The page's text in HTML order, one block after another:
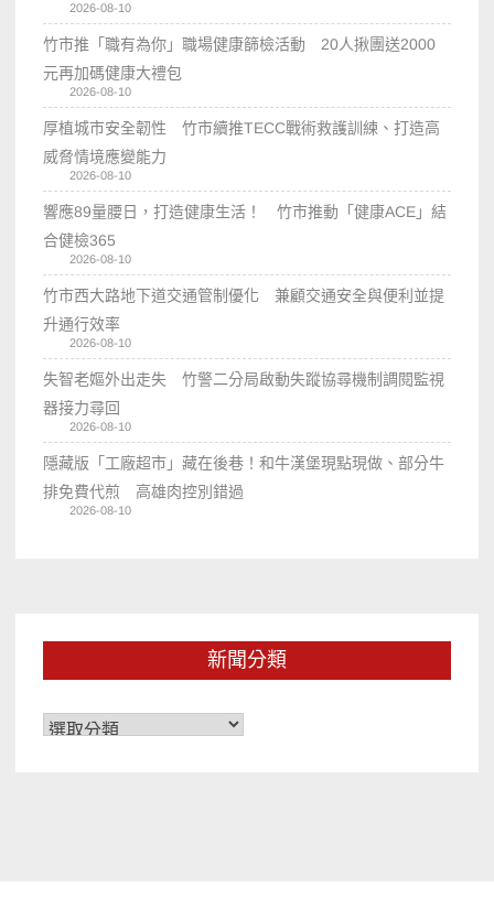
2026-08-10
竹市推「職有為你」職場健康篩檢活動 20人揪團送2000
元再加碼健康大禮包
2026-08-10
厚植城市安全韌性 竹市續推TECC戰術救護訓練、打造高
威脅情境應變能力
2026-08-10
響應89量腰日，打造健康生活！ 竹市推動「健康ACE」結
合健檢365
2026-08-10
竹市西大路地下道交通管制優化 兼顧交通安全與便利並提
升通行效率
2026-08-10
失智老嫗外出走失 竹警二分局啟動失蹤協尋機制調閱監視
器接力尋回
2026-08-10
隱藏版「工廠超市」藏在後巷！和牛漢堡現點現做、部分牛
排免費代煎 高雄肉控別錯過
2026-08-10
新聞分類
新